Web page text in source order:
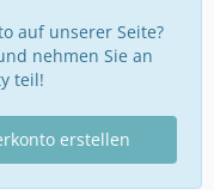
auf unserer Seite?
nehmen Sie an
teil!
erstellen